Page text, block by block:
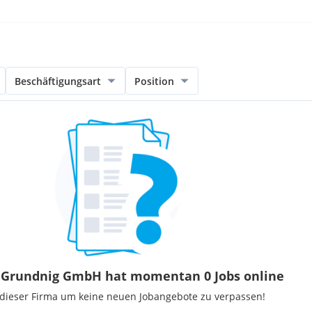
Beschäftigungsart Position
GmbH hat momentan 0 Jobs online
Firma um keine neuen Jobangebote zu verpassen!